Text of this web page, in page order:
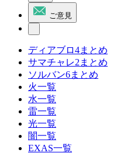
ご意見
ディアブロ4まとめ
サマチャレ2まとめ
ソルバン6まとめ
火一覧
水一覧
雷一覧
光一覧
闇一覧
EXAS一覧